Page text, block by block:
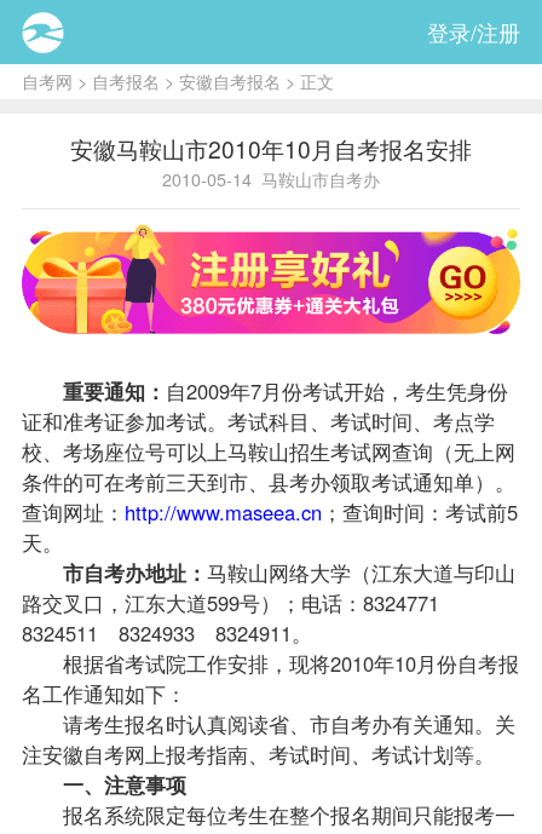
登录/注册
自考网 > 自考报名 > 安徽自考报名 > 正文
安徽马鞍山市2010年10月自考报名安排
2010-05-14 马鞍山市自考办
重要通知： 自2009年7月份考试开始，考生凭身份
证和准考证参加考试。考试科目、考试时间、考点学
校、考场座位号可以上马鞍山招生考试网查询（无上网
条件的可在考前三天到市、县考办领取考试通知单）。
查询网址： http://www.maseea.cn ；查询时间：考试前5
天。
市自考办地址： 马鞍山网络大学（江东大道与印山
路交叉口，江东大道599号）；电话：8324771
8324511 8324933 8324911。
根据省考试院工作安排，现将2010年10月份自考报
名工作通知如下：
请考生报名时认真阅读省、市自考办有关通知。关
注安徽自考网上报考指南、考试时间、考试计划等。
一、注意事项
报名系统限定每位考生在整个报名期间只能报考一